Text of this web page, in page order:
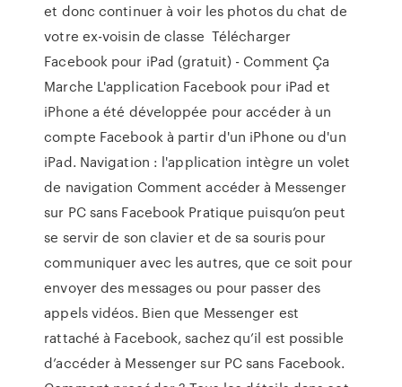
et donc continuer à voir les photos du chat de
votre ex-voisin de classe Télécharger
Facebook pour iPad (gratuit) - Comment Ça
Marche L'application Facebook pour iPad et
iPhone a été développée pour accéder à un
compte Facebook à partir d'un iPhone ou d'un
iPad. Navigation : l'application intègre un volet
de navigation Comment accéder à Messenger
sur PC sans Facebook Pratique puisqu’on peut
se servir de son clavier et de sa souris pour
communiquer avec les autres, que ce soit pour
envoyer des messages ou pour passer des
appels vidéos. Bien que Messenger est
rattaché à Facebook, sachez qu’il est possible
d’accéder à Messenger sur PC sans Facebook.